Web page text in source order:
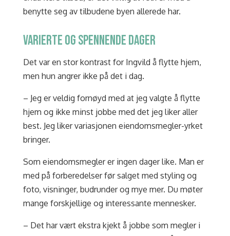
benytte seg av tilbudene byen allerede har.
VARIERTE OG SPENNENDE DAGER
Det var en stor kontrast for Ingvild å flytte hjem,
men hun angrer ikke på det i dag.
– Jeg er veldig fornøyd med at jeg valgte å flytte
hjem og ikke minst jobbe med det jeg liker aller
best. Jeg liker variasjonen eiendomsmegler-yrket
bringer.
Som eiendomsmegler er ingen dager like. Man er
med på forberedelser før salget med styling og
foto, visninger, budrunder og mye mer. Du møter
mange forskjellige og interessante mennesker.
– Det har vært ekstra kjekt å jobbe som megler i